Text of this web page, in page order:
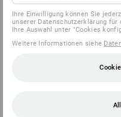
Ihre Einwilligung können Sie
unserer Datenschutzerklärung
Ihre Auswahl unter "Cookies
Weitere Informationen siehe